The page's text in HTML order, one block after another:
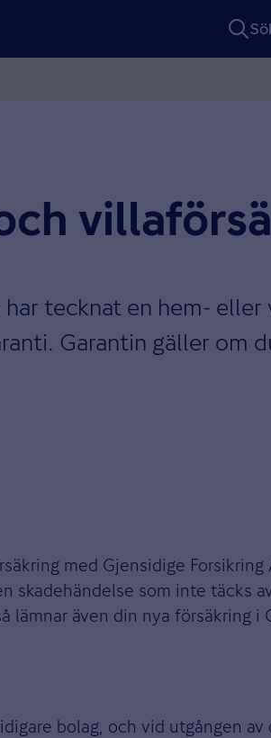
tecknat en hem-
Garantin gäller om
med Gjensidige Forsikring
skadehändelse som inte täcks
även din nya försäkring i
bolag, och vid utgången av